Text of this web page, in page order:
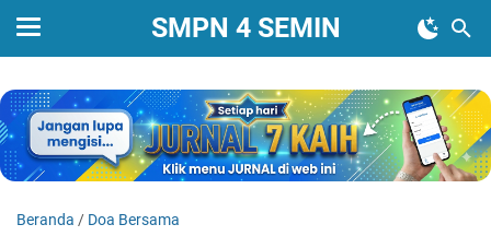
SMPN 4 SEMIN
Beranda / Doa Bersama